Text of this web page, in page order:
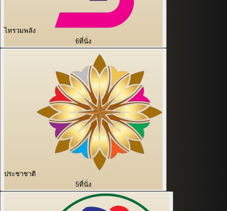
ไทรวมพลัง
6ที่นั่ง
ประชาชาติ
5ที่นั่ง